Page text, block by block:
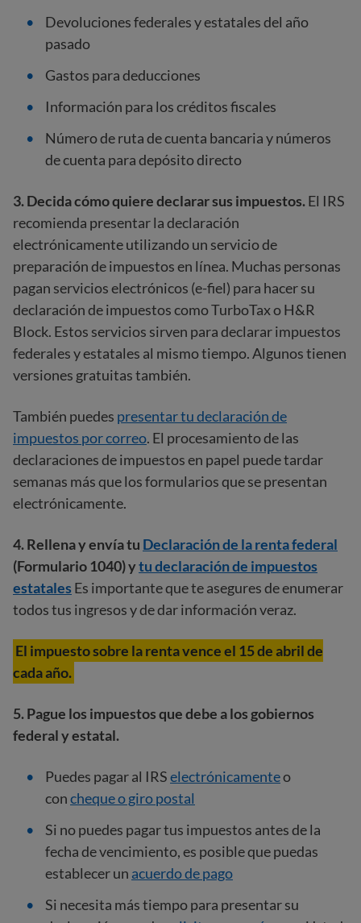
Devoluciones federales y estatales del año
pasado
Gastos para deducciones
Información para los créditos fiscales
Número de ruta de cuenta bancaria y números
de cuenta para depósito directo
3. Decida cómo quiere declarar sus impuestos.El IRS
recomienda presentar la declaración
electrónicamente utilizando un servicio de
preparación de impuestos en línea. Muchas personas
pagan servicios electrónicos (e-fiel) para hacer su
declaración de impuestos como TurboTax o H&R
Block. Estos servicios sirven para declarar impuestos
federales y estatales al mismo tiempo. Algunos tienen
versiones gratuitas también.
También puedes presentar tu declaración de
impuestos por correo. El procesamiento de las
declaraciones de impuestos en papel puede tardar
semanas más que los formularios que se presentan
electrónicamente.
4. Rellena y envía tu Declaración de la renta federal
(Formulario 1040) ytu declaración de impuestos
estatales Es importante que te asegures de enumerar
todos tus ingresos y de dar información veraz.
El impuesto sobre la renta vence el 15 de abril de
cada año.
5. Pague los impuestos que debe a los gobiernos
federal y estatal.
Puedes pagar al IRSelectrónicamenteo
concheque o giro postal
Si no puedes pagar tus impuestos antes de la
fecha de vencimiento, es posible que puedas
establecer un acuerdo de pago
Si necesita más tiempo para presentar su